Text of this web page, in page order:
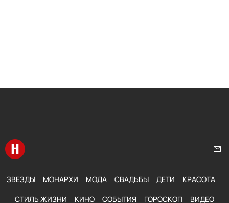
Перейти на главную
ЗВЕЗДЫ МОНАРХИ МОДА СВАДЬБЫ ДЕТИ КРАСОТА
СТИЛЬ ЖИЗНИ КИНО СОБЫТИЯ ГОРОСКОП ВИДЕО